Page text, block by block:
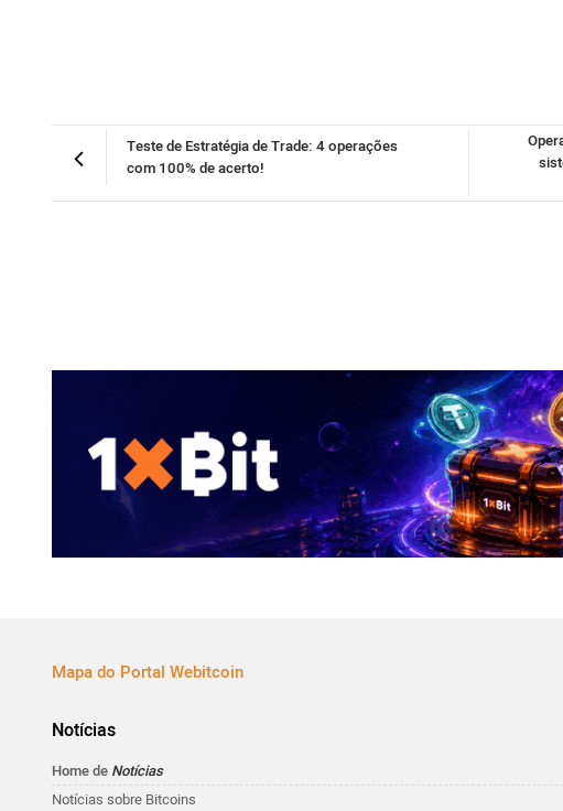
Teste de Estratégia de Trade: 4 operações
com 100% de acerto!
Mapa do Portal Webitcoin
Notícias
Home de Notícias
Notícias sobre Bitcoins